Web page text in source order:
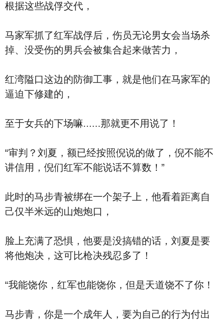
根据这些战俘交代，
马家军抓了红军战俘后，伤员无论男女会当场杀
掉、没受伤的男兵会被集合起来做苦力，
红湾隘口这边的防御工事，就是他们在马家军的
逼迫下修建的，
至于女兵的下场嘛......那就更不用说了！
“审判？刘夏，额已经按照倪说的做了，倪不能不
讲信用，倪们红军不能说话不算数！”
此时的马步青被绑在一个架子上，他看着距离自
己仅半米远的山炮炮口，
脸上充满了恐惧，他要是没搞错的话，刘夏是要
将他炮决，这可比枪决残忍多了！
“我能饶你，红军也能饶你，但是天道饶不了你！
马步青，你是一个成年人，要为自己的行为付出